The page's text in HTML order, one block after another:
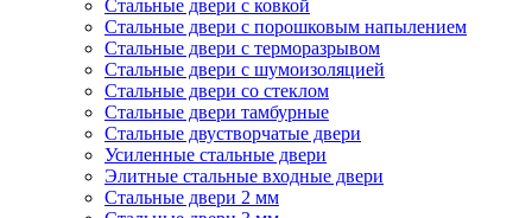
Стальные двери с ковкой
Стальные двери с порошковым напылением
Стальные двери с терморазрывом
Стальные двери с шумоизоляцией
Стальные двери со стеклом
Стальные двери тамбурные
Стальные двустворчатые двери
Усиленные стальные двери
Элитные стальные входные двери
Стальные двери 2 мм